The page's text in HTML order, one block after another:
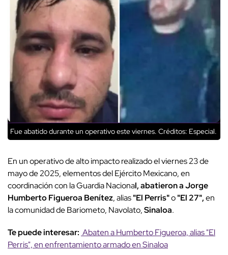
Fue abatido durante un operativo este viernes. Créditos: Especial.
En un operativo de alto impacto realizado el viernes 23 de
mayo de 2025, elementos del Ejército Mexicano, en
coordinación con la Guardia Nacional, abatieron a Jorge
Humberto Figueroa Benítez, alias"El Perris"o"El 27",en
la comunidad de Bariometo, Navolato,Sinaloa.
Te puede interesar: Abaten a Humberto Figueroa, alias "El
Perris", en enfrentamiento armado en Sinaloa